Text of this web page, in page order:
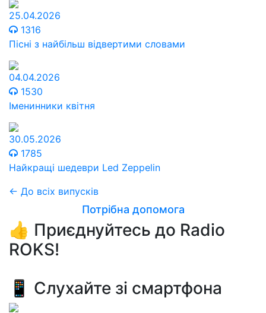
25.04.2026
1316
Пісні з найбільш відвертими словами
04.04.2026
1530
Іменинники квітня
30.05.2026
1785
Найкращі шедеври Led Zeppelin
← До всіх випусків
Потрібна допомога
👍 Приєднуйтесь до Radio
ROKS!
📱 Слухайте зі смартфона